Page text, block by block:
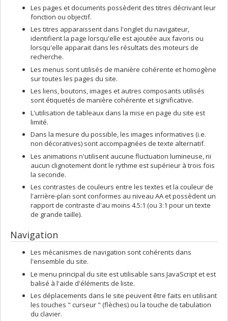
Les pages et documents possèdent des titres décrivant leur
fonction ou objectif.
Les titres apparaissent dans l'onglet du navigateur,
identifient la page lorsqu'elle est ajoutée aux favoris ou
lorsqu'elle apparait dans les résultats des moteurs de
recherche.
Les menus sont utilisés de manière cohérente et homogène
sur toutes les pages du site.
Les liens, boutons, images et autres composants utilisés
sont étiquetés de manière cohérente et significative.
L'utilisation de tableaux dans la mise en page du site est
limité.
Dans la mesure du possible, les images informatives (i.e.
non décoratives) sont accompagnées de texte alternatif.
Les animations n'utilisent aucune fluctuation lumineuse, ni
aucun clignotement dont le rythme est supérieur à trois fois
la seconde.
Les contrastes de couleurs entre les textes et la couleur de
l'arrière-plan sont conformes au niveau AA et possèdent un
rapport de contraste d'au moins 4.5:1 (ou 3:1 pour un texte
de grande taille).
Navigation
Les mécanismes de navigation sont cohérents dans
l'ensemble du site.
Le menu principal du site est utilisable sans JavaScript et est
balisé à l'aide d'éléments de liste.
Les déplacements dans le site peuvent être faits en utilisant
les touches " curseur " (flèches) ou la touche de tabulation
du clavier.